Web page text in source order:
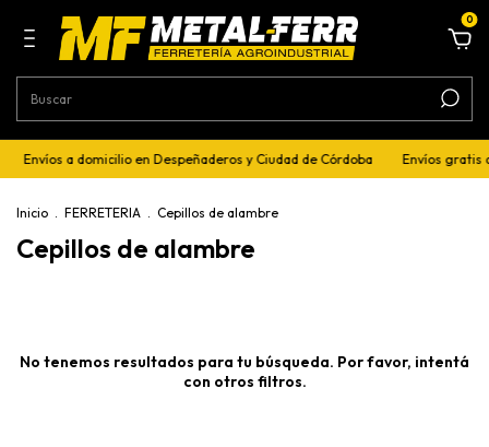
0
Envíos a domicilio en Despeñaderos y Ciudad de Córdoba Envíos gratis
Inicio . FERRETERIA . Cepillos de alambre
Cepillos de alambre
No tenemos resultados para tu búsqueda. Por favor, intentá
con otros filtros.